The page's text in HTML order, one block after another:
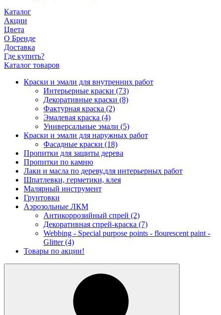
Каталог
Акции
Цвета
О Бренде
Доставка
Где купить?
Каталог товаров
Краски и эмали для внутренних работ
Интерьерные краски (73)
Декоративные краски (8)
Фактурная краска (2)
Эмалевая краска (4)
Универсальные эмали (5)
Краски и эмали для наружных работ
Фасадные краски (18)
Пропитки для защиты дерева
Пропитки по камню
Лаки и масла по дереву,для интерьерных работ
Шпатлевки, герметики, клея
Малярный инструмент
Грунтовки
Аэрозольные ЛКМ
Антикоррозийный спрей (2)
Декоративная спрей-краска (7)
Webbing - Special purpose points - flourescent paint -
Glitter (4)
Товары по акции!